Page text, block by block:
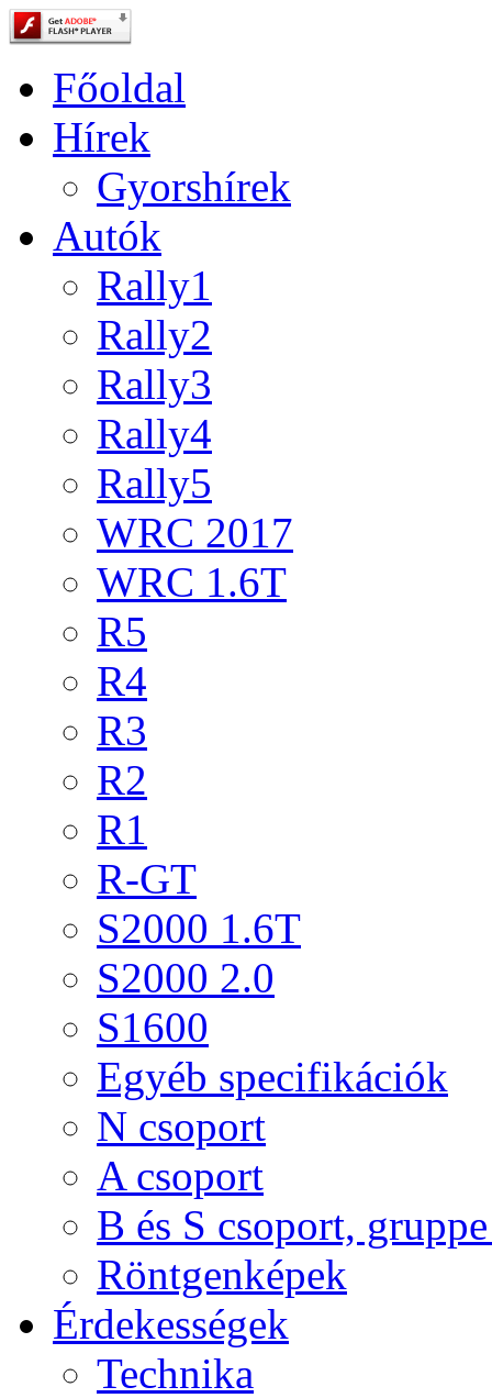
Főoldal
Hírek
Gyorshírek
Autók
Rally1
Rally2
Rally3
Rally4
Rally5
WRC 2017
WRC 1.6T
R5
R4
R3
R2
R1
R-GT
S2000 1.6T
S2000 2.0
S1600
Egyéb specifikációk
N csoport
A csoport
B és S csoport,
Röntgenképek
Érdekességek
Technika